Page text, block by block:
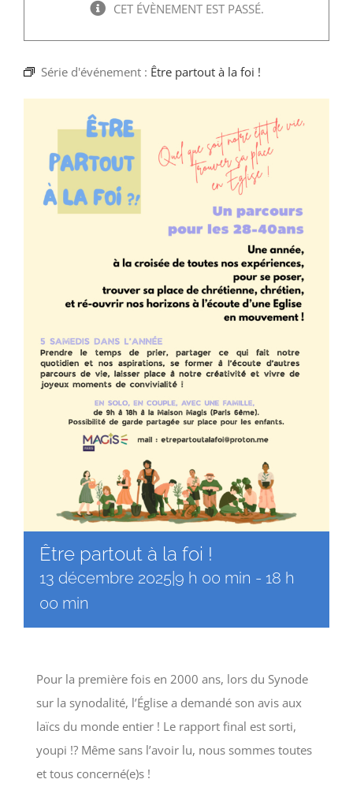
Magis Paris
Cowork Magis
JRS France
Réseau Magis
CET ÉVÈNEMENT EST PASSÉ.
Série d'événement : Être partout à la foi !
Être partout à la foi !
13 décembre 2025|9 h 00 min - 18 h
00 min
Pour la première fois en 2000 ans, lors du Synode
sur la synodalité, l’Église a demandé son avis aux
laïcs du monde entier ! Le rapport final est sorti,
youpi !? Même sans l’avoir lu, nous sommes toutes
et tous concerné(e)s !